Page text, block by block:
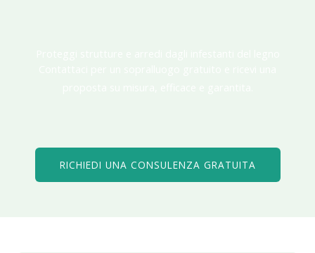
RICHIEDI UNA CONSULENZA GRATUITA